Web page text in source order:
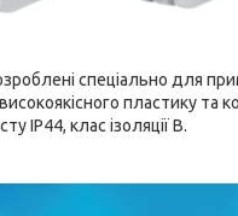
спеціально для
пластику
IP44, клас ізоляції B.